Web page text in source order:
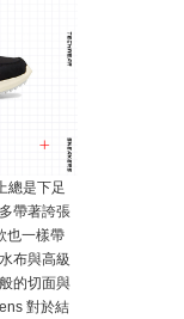
總是下足
帶著誇張
也一樣帶
布與高級
的切面與
對於結